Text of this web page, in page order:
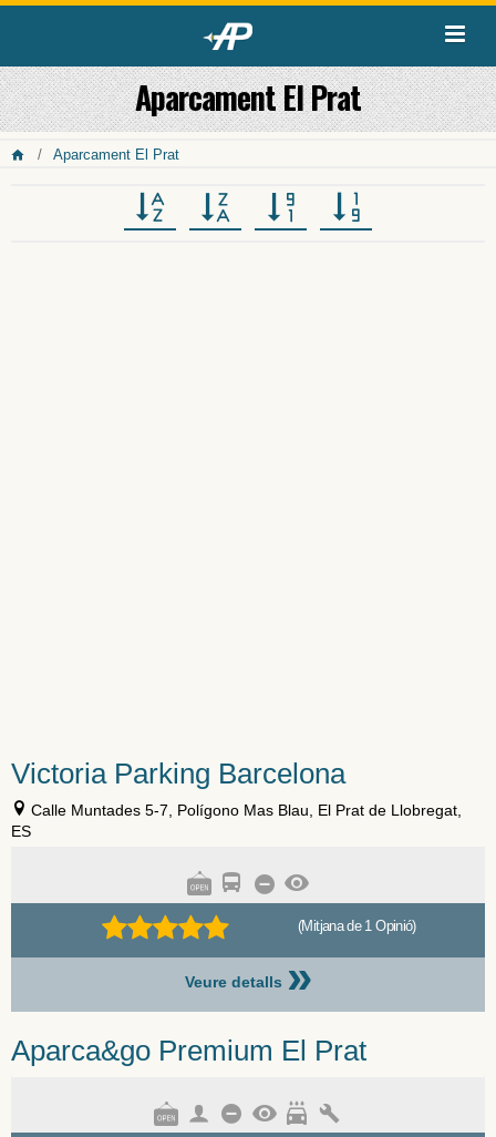
Aparcament El Prat
Aparcament El Prat
Victoria Parking Barcelona
Calle Muntades 5-7, Polígono Mas Blau, El Prat de Llobregat,
ES
(Mitjana de 1 Opinió)
Veure detalls »
Aparca&go Premium El Prat